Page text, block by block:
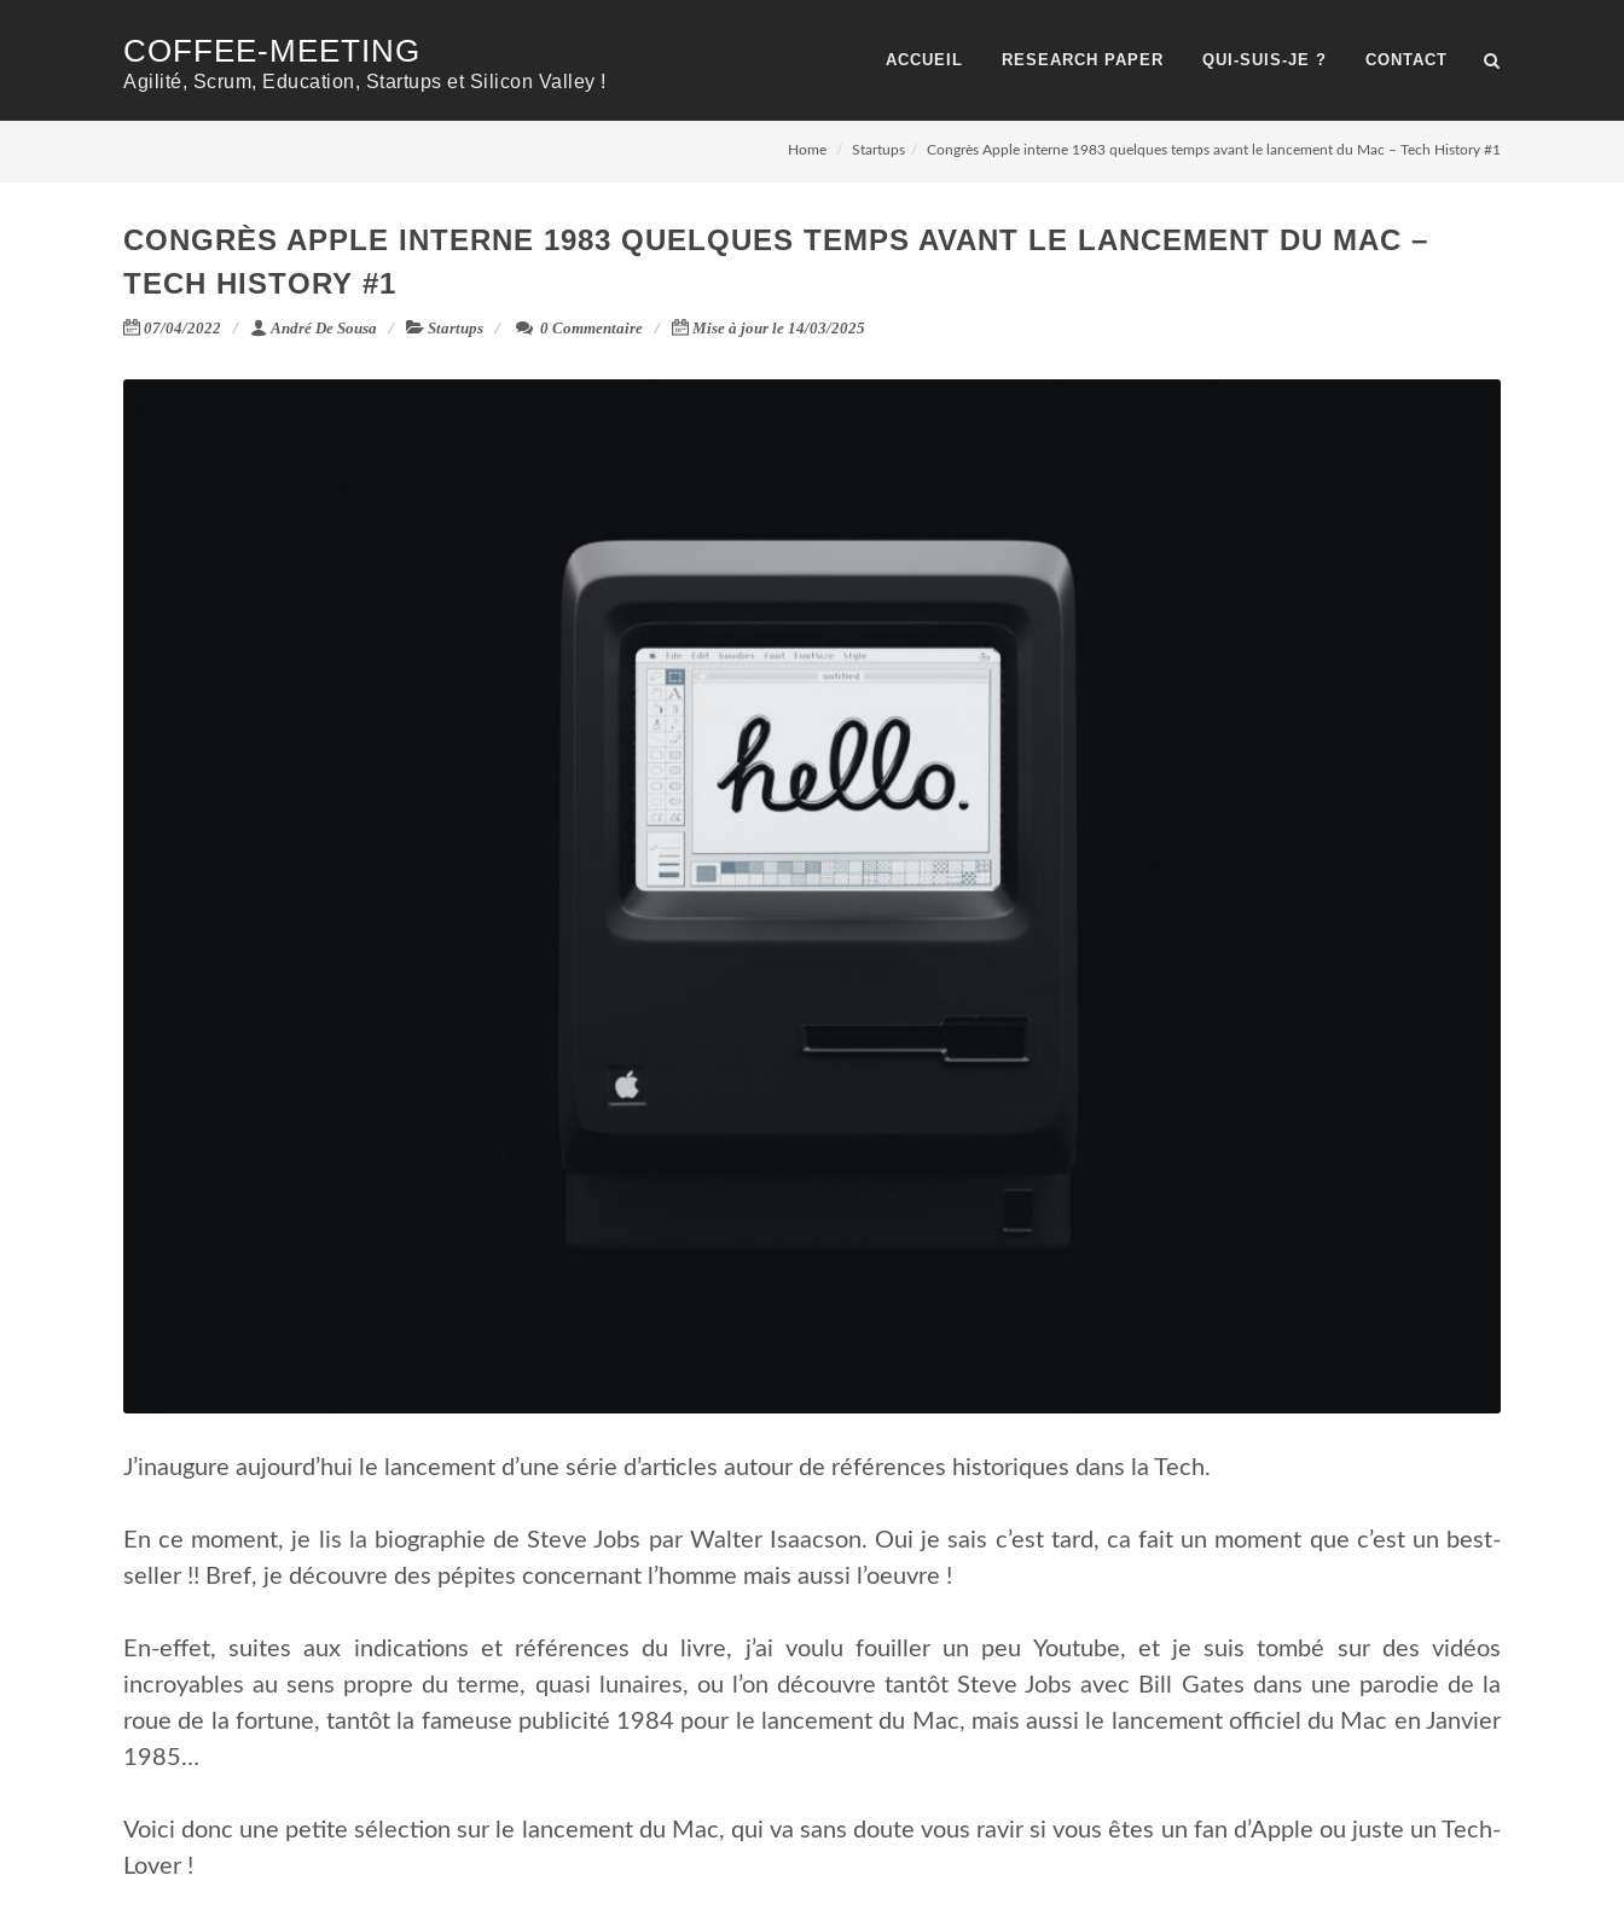
COFFEE-MEETING
Agilité, Scrum, Education, Startups et Silicon Valley !
ACCUEIL RESEARCH PAPER QUI-SUIS-JE ? CONTACT
Home Startups Congrès Apple interne 1983 quelques temps avant le lancement du Mac – Tech History #1
CONGRÈS APPLE INTERNE 1983 QUELQUES TEMPS AVANT LE LANCEMENT DU MAC –
TECH HISTORY #1
07/04/2022 André De Sousa Startups 0 Commentaire Mise à jour le 14/03/2025
J’inaugure aujourd’hui le lancement d’une série d’articles autour de références historiques dans la Tech.
En ce moment, je lis la biographie de Steve Jobs par Walter Isaacson. Oui je sais c’est tard, ca fait un moment que c’est un best-
seller !! Bref, je découvre des pépites concernant l’homme mais aussi l’oeuvre !
En-effet, suites aux indications et références du livre, j’ai voulu fouiller un peu Youtube, et je suis tombé sur des vidéos
incroyables au sens propre du terme, quasi lunaires, ou l’on découvre tantôt Steve Jobs avec Bill Gates dans une parodie de la
roue de la fortune, tantôt la fameuse publicité 1984 pour le lancement du Mac, mais aussi le lancement officiel du Mac en Janvier
1985…
Voici donc une petite sélection sur le lancement du Mac, qui va sans doute vous ravir si vous êtes un fan d’Apple ou juste un Tech-
Lover !